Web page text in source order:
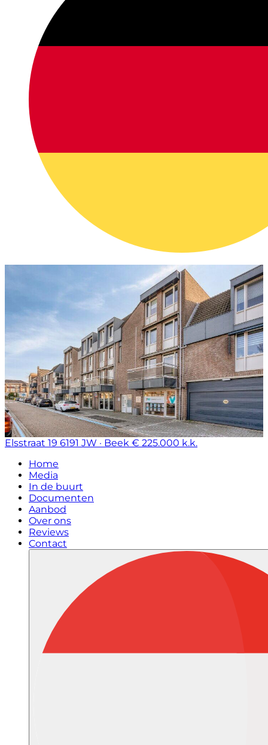
Elsstraat 19 6191 JW · Beek € 225.000 k.k.
Home
Media
In de buurt
Documenten
Aanbod
Over ons
Reviews
Contact